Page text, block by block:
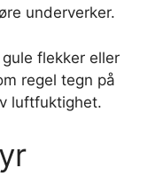
underverker.
flekker eller
regel tegn på
luftfuktighet.